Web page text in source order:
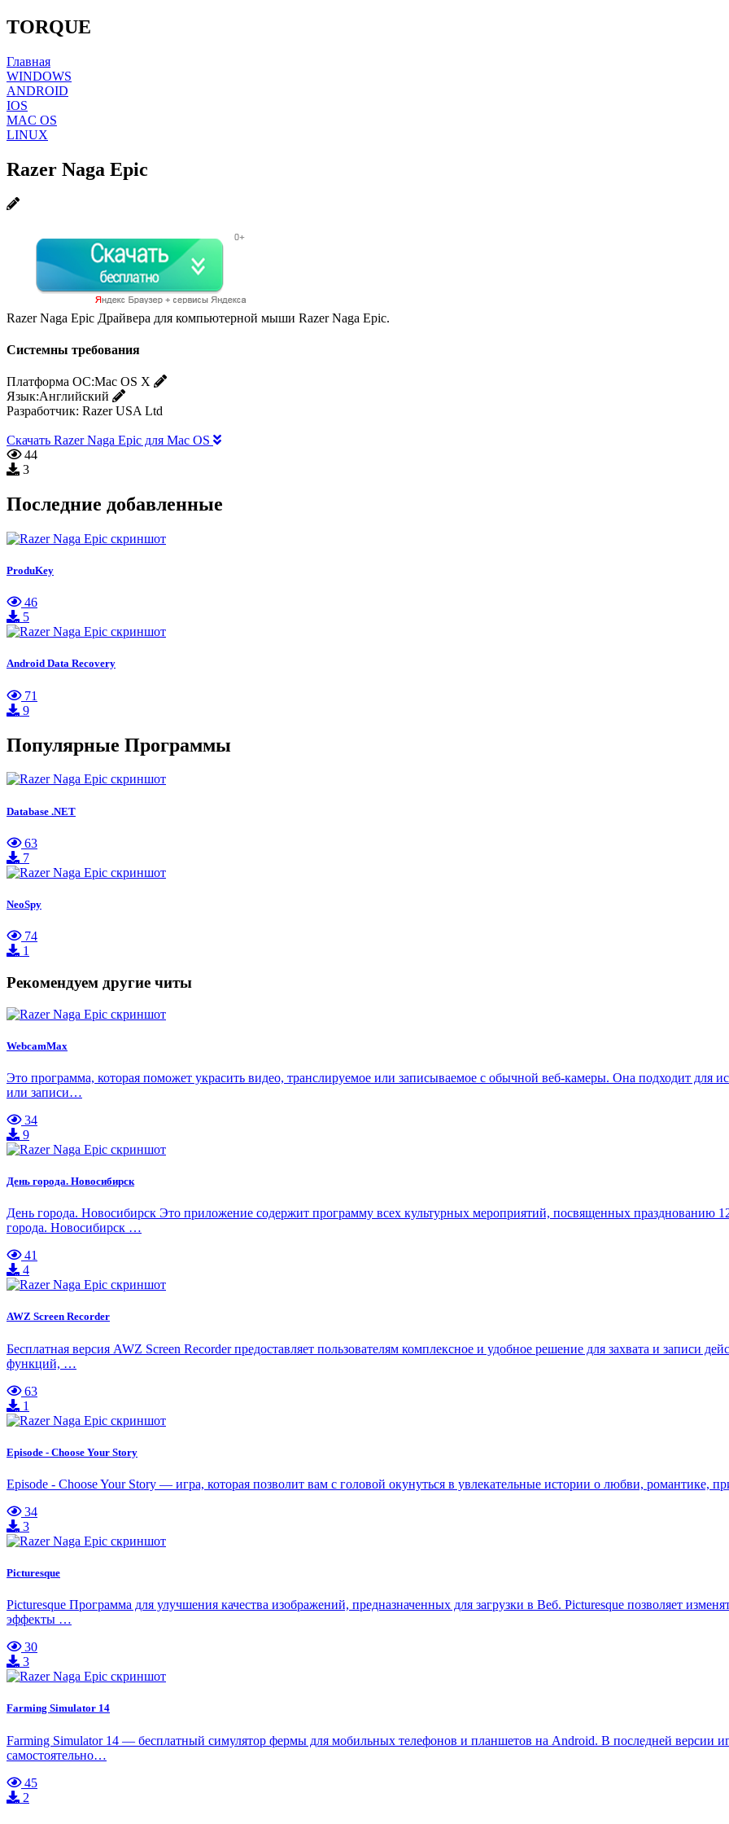
TORQUE
Главная
WINDOWS
ANDROID
IOS
MAC OS
LINUX
Razer Naga Epic
Razer Naga Epic Драйвера для компьютерной мыши Razer Naga Epic.
Системны требования
Платформа ОС:Mac OS X
Язык:Английский
Разработчик: Razer USA Ltd
Скачать Razer Naga Epic для Mac OS
44
3
Последние добавленные
ProduKey
46
5
Android Data Recovery
71
9
Популярные Программы
Database .NET
63
7
NeoSpy
74
1
Рекомендуем другие читы
WebcamMax
Это программа, которая поможет украсить видео, транслируемое или записываемое с обычной веб-камеры. Она подходит для
или записи…
34
9
День города. Новосибирск
День города. Новосибирск Это приложение содержит программу всех культурных мероприятий, посвященных празднованию
города. Новосибирск …
41
4
AWZ Screen Recorder
Бесплатная версия AWZ Screen Recorder предоставляет пользователям комплексное и удобное решение для захвата и записи
функций, …
63
1
Episode - Choose Your Story
Episode - Choose Your Story — игра, которая позволит вам с головой окунуться в увлекательные истории о любви,
34
3
Picturesque
Picturesque Программа для улучшения качества изображений, предназначенных для загрузки в Веб. Picturesque позволяет
эффекты …
30
3
Farming Simulator 14
Farming Simulator 14 — бесплатный симулятор фермы для мобильных телефонов и планшетов на Android. В последней версии
самостоятельно…
45
2